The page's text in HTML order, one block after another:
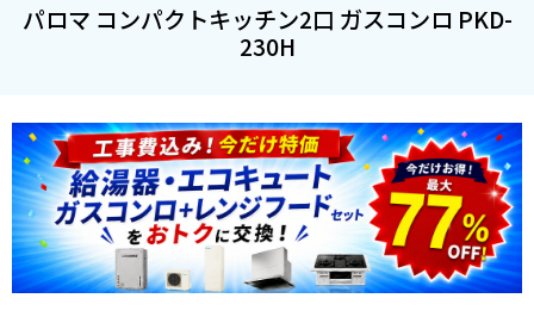
TOP
テッ
クの
強み
選ば
お役
パロマ コンパクトキッチン2口 ガスコンロ PKD-
230H